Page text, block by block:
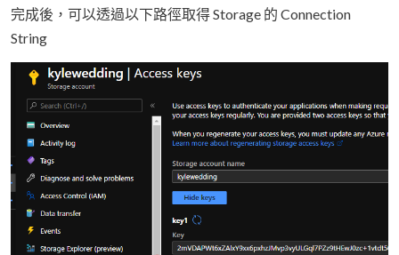
完成後，可以透過以下路徑取得 Storage 的 Connection
String